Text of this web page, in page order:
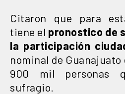
Citaron que para
tiene el pronostico de
la participación
nominal de
900 mil personas
sufragio.